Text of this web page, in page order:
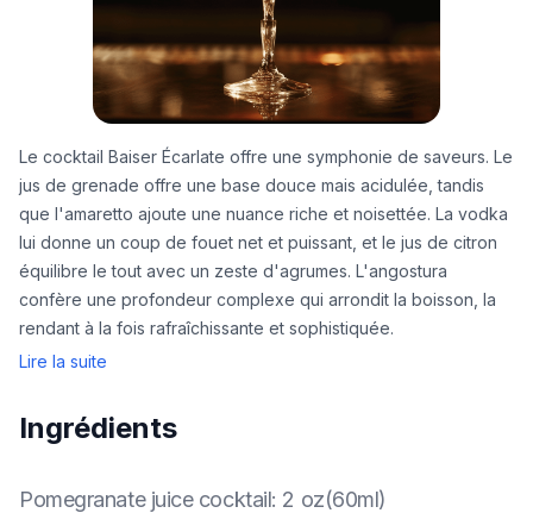
Le cocktail Baiser Écarlate offre une symphonie de saveurs. Le
jus de grenade offre une base douce mais acidulée, tandis
que l'amaretto ajoute une nuance riche et noisettée. La vodka
lui donne un coup de fouet net et puissant, et le jus de citron
équilibre le tout avec un zeste d'agrumes. L'angostura
confère une profondeur complexe qui arrondit la boisson, la
rendant à la fois rafraîchissante et sophistiquée.
Lire la suite
Ingrédients
Pomegranate juice cocktail: 2 oz(60ml)